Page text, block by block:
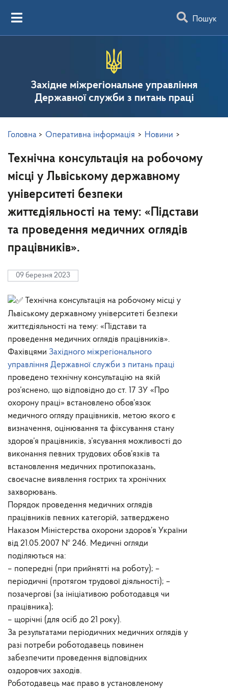
Пошук
Західне міжрегіональне управління
Державної служби з питань праці
Головна > Оперативна інформація > Новини >
Технічна консультація на робочому
місці у Львіському державному
університеті безпеки
життєдіяльності на тему: «Підстави
та проведення медичних оглядів
працівників».
09 березня 2023
Технічна консультація на робочому місці у
Львіському державному університеті безпеки
життєдіяльності на тему: «Підстави та
проведення медичних оглядів працівників».
Фахівцями Західного міжрегіонального
управління Державної служби з питань праці
проведено технічну консультацію на якій
роз’яснено, що відповідно до ст. 17 ЗУ «Про
охорону праці» встановлено обов’язок
медичного огляду працівників, метою якого є
визначення, оцінювання та фіксування стану
здоров’я працівників, з’ясування можливості до
виконання певних трудових обов’язків та
встановлення медичних протипоказань,
своєчасне виявлення гострих та хронічних
захворювань.
Порядок проведення медичних оглядів
працівників певних категорій, затверджено
Наказом Міністерства охорони здоров’я України
від 21.05.2007 № 246. Медичні огляди
поділяються на:
– попередні (при прийнятті на роботу); –
періодичні (протягом трудової діяльності); –
позачергові (за ініціативою роботодавця чи
працівника);
– щорічні (для осіб до 21 року).
За результатами періодичних медичних оглядів у
разі потреби роботодавець повинен
забезпечити проведення відповідних
оздоровчих заходів.
Роботодавець має право в установленому